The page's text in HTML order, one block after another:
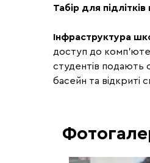
Табір для
Інфраструктура
доступ до
студентів подають
басейн та відкриті